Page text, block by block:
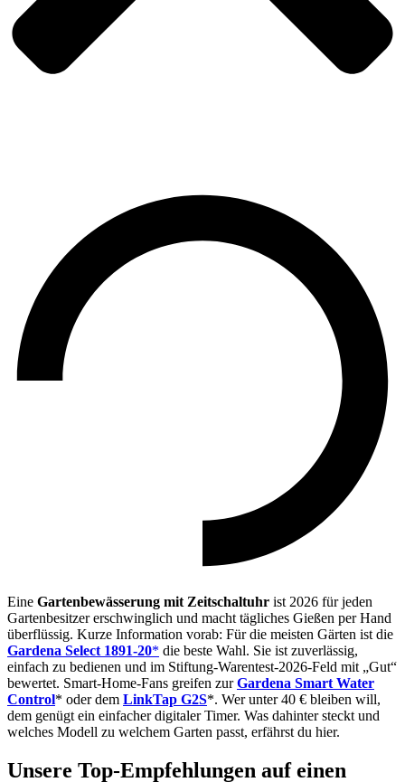
Eine Gartenbewässerung mit Zeitschaltuhr ist 2026 für jeden
Gartenbesitzer erschwinglich und macht tägliches Gießen per Hand
überflüssig. Kurze Information vorab: Für die meisten Gärten ist die
Gardena Select 1891-20* die beste Wahl. Sie ist zuverlässig,
einfach zu bedienen und im Stiftung-Warentest-2026-Feld mit „Gut“
bewertet. Smart-Home-Fans greifen zurGardena Smart Water
Control* oder dem LinkTap G2S*. Wer unter 40 € bleiben will,
dem genügt ein einfacher digitaler Timer. Was dahinter steckt und
welches Modell zu welchem Garten passt, erfährst du hier.
Unsere Top-Empfehlungen auf einen